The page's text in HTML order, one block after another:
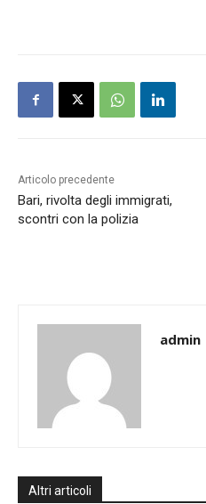
Articolo precedente
Bari, rivolta degli immigrati,
scontri con la polizia
admin
Altri articoli